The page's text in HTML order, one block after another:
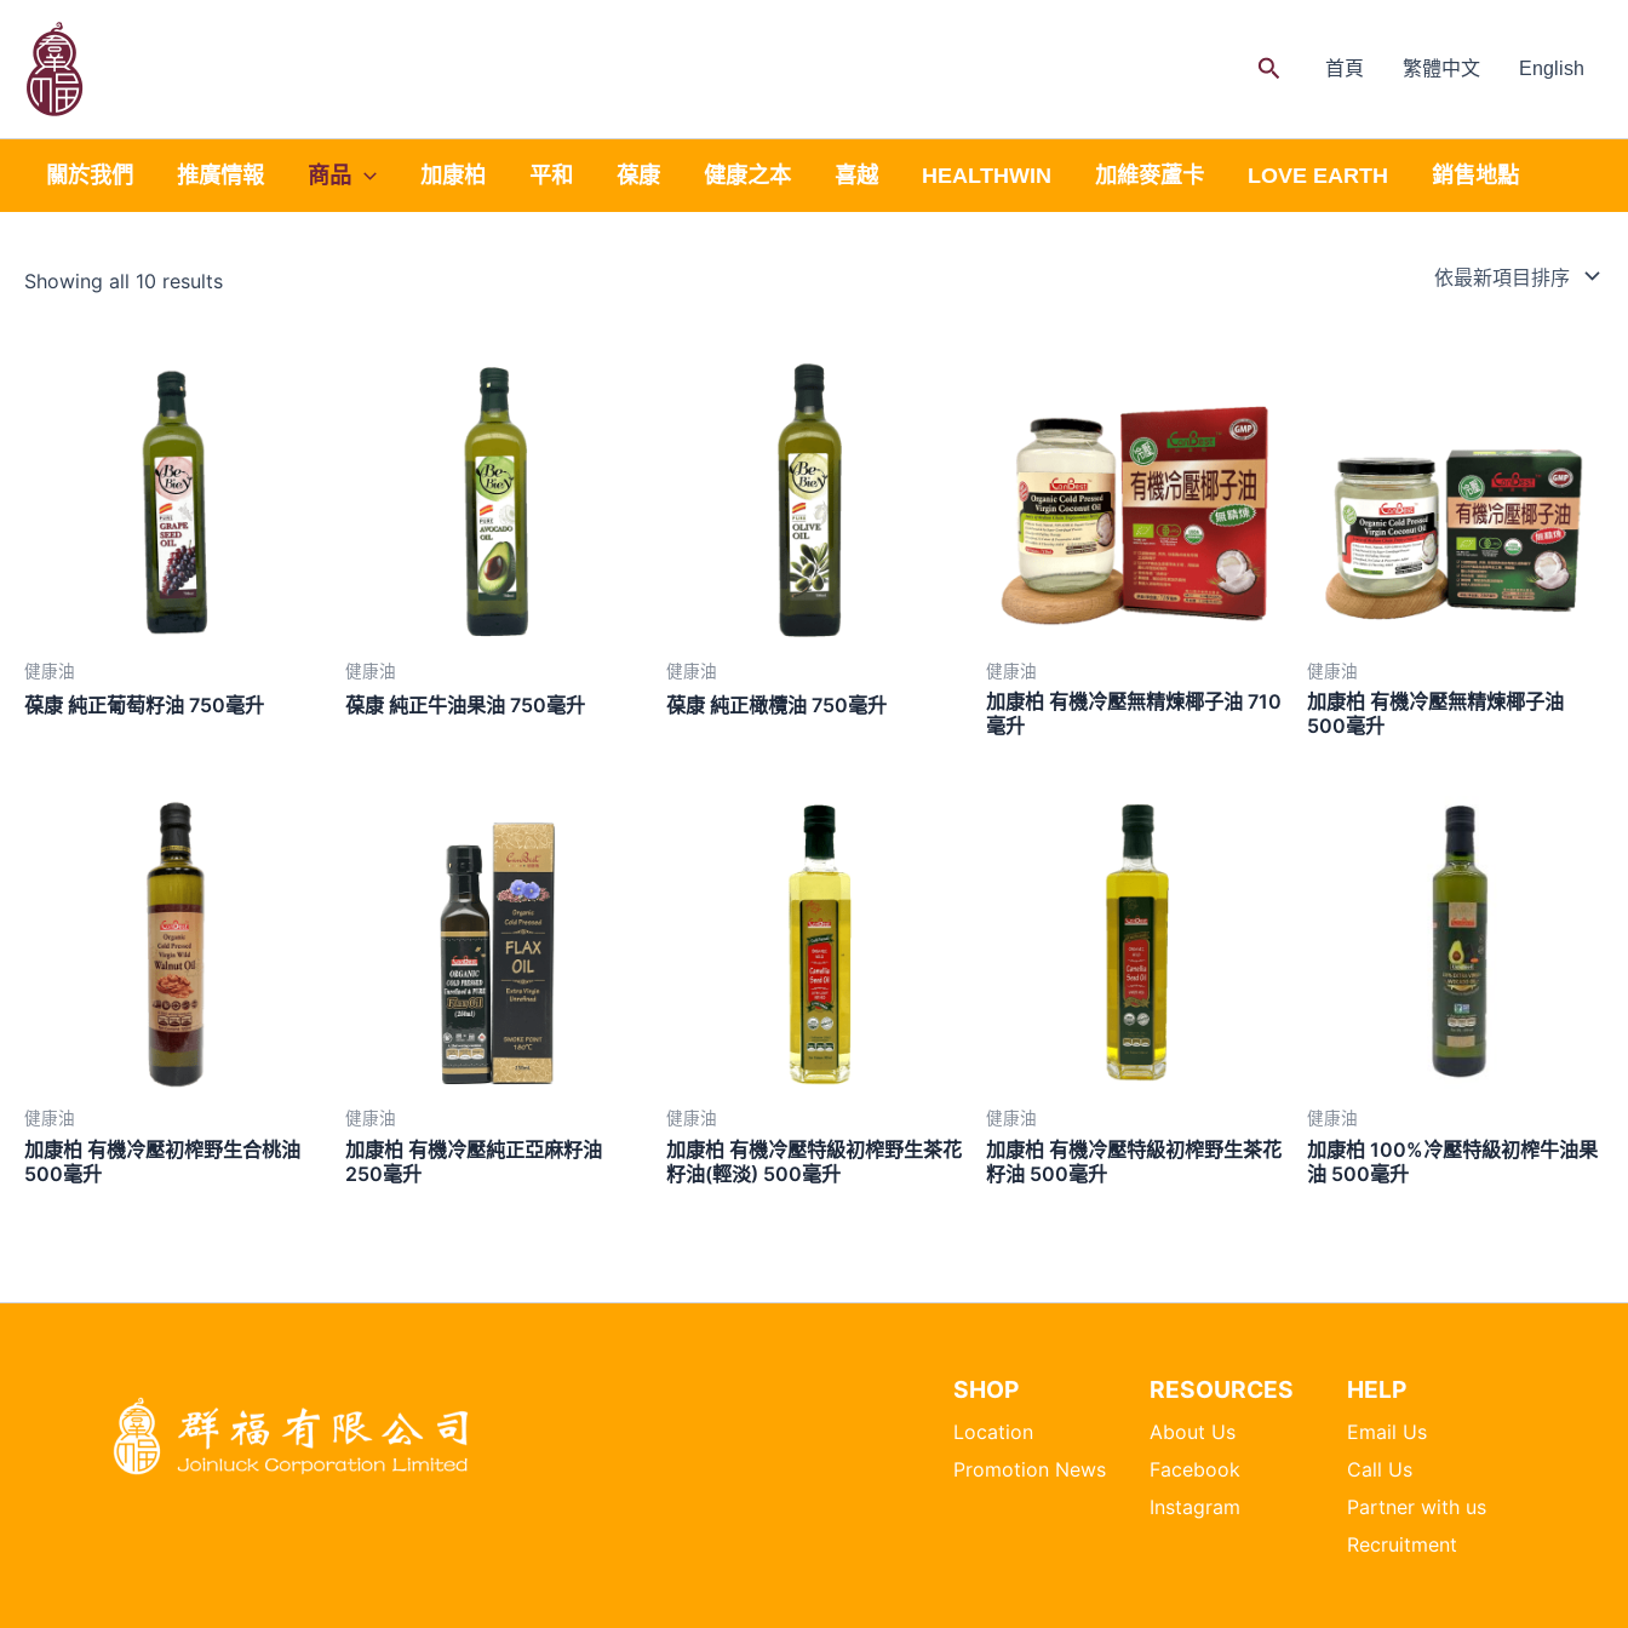
content
Search首頁 繁體中文 English
關於我們 推廣情報 商品 加康柏 平和 葆康 健康之本 喜越 HEALTHWIN 加維麥蘆卡 LOVE EARTH 銷售地點
Showing all 10 results
健康油
葆康 純正葡萄籽油 750毫升
健康油
葆康 純正牛油果油 750毫升
健康油
葆康 純正橄欖油 750毫升
健康油
加康柏 有機冷壓無精煉椰子油 710
毫升
健康油
加康柏 有機冷壓無精煉椰子油
500毫升
健康油
加康柏 有機冷壓初榨野生合桃油
500毫升
健康油
加康柏 有機冷壓純正亞麻籽油
250毫升
健康油
加康柏 有機冷壓特級初榨野生茶花
籽油(輕淡) 500毫升
健康油
加康柏 有機冷壓特級初榨野生茶花
籽油 500毫升
健康油
加康柏 100%冷壓特級初榨牛油果
油 500毫升
SHOP
Location
Promotion News
RESOURCES
About Us
Facebook
Instagram
HELP
Email Us
Call Us
Partner with us
Recruitment